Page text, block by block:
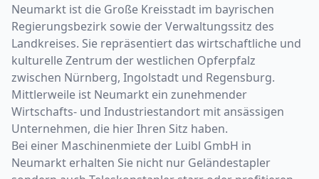
Neumarkt ist die Große Kreisstadt im bayrischen
Regierungsbezirk sowie der Verwaltungssitz des
Landkreises. Sie repräsentiert das wirtschaftliche und
kulturelle Zentrum der westlichen Opferpfalz
zwischen Nürnberg, Ingolstadt und Regensburg.
Mittlerweile ist Neumarkt ein zunehmender
Wirtschafts- und Industriestandort mit ansässigen
Unternehmen, die hier Ihren Sitz haben.
Bei einer Maschinenmiete der Luibl GmbH in
Neumarkt erhalten Sie nicht nur Geländestapler